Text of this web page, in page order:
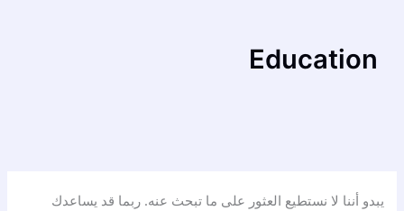
Education
يبدو أننا لا نستطيع العثور على ما تبحث عنه. ربما قد يساعدك